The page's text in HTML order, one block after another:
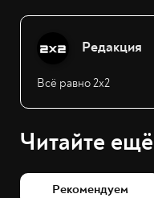
Редакция
Всё равно 2х2
Читайте ещё
Рекомендуем